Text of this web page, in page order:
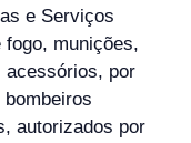
e Serviços
munições,
acessórios, por
autorizados por